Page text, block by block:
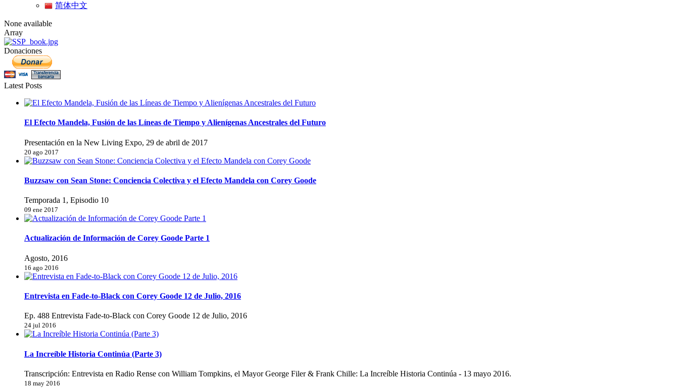
简体中文
None available
Array
Donaciones
Latest Posts
El Efecto Mandela, Fusión de las Líneas de Tiempo y Alienígenas Ancestrales del Futuro
Presentación en la New Living Expo, 29 de abril de 2017
20 ago 2017
Buzzsaw con Sean Stone: Conciencia Colectiva y el Efecto Mandela con Corey Goode
Temporada 1, Episodio 10
09 ene 2017
Actualización de Información de Corey Goode Parte 1
Agosto, 2016
16 ago 2016
Entrevista en Fade-to-Black con Corey Goode 12 de Julio, 2016
Ep. 488 Entrevista Fade-to-Black con Corey Goode 12 de Julio, 2016
24 jul 2016
La Increíble Historia Continúa (Parte 3)
Transcripción: Entrevista en Radio Rense con William Tompkins, el Mayor George Filer & Frank Chille: La Increíble Historia Continúa - 13 mayo 2016.
18 may 2016